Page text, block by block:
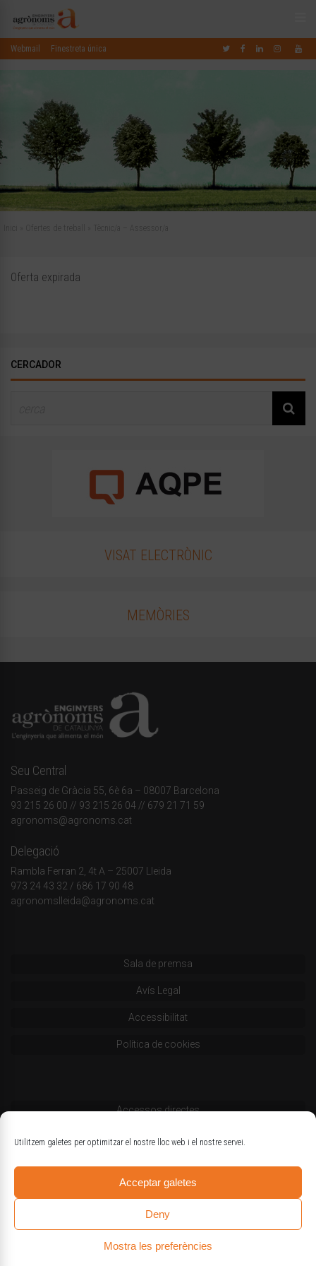
Utilitzem galetes per optimitzar el nostre lloc web i el nostre servei.
Acceptar galetes
Deny
Mostra les preferències
Webmail Finestreta única
Oferta expirada
CERCADOR
VISAT ELECTRÒNIC
MEMÒRIES
Seu Central
Passeig de Gràcia 55, 6è 6a – 08007 Barcelona
93 215 26 00 // 93 215 26 04 // 679 21 71 59
agronoms@agronoms.cat
Delegació
Rambla Ferran 2, 4t A – 25007 Lleida
973 24 43 32 / 686 17 90 48
agronomslleida@agronoms.cat
Sala de premsa
Avís Legal
Accessibilitat
Política de cookies
Accessos directes
Codi deontològic
Logotips oficials